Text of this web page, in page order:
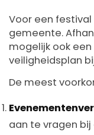
Voor een
gemeente.
mogelijk ook
veiligheidsplan
De meest
aan te vragen